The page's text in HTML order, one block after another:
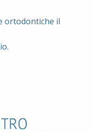
ortodontiche il